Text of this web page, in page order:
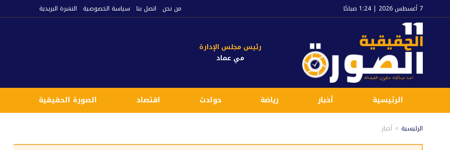
7 أغسطس 2026 | 1:24 صباحًا من نحن اتصل بنا سياسة الخصوصية النشرة البريدية
رئيس مجلس الإدارة
مي عماد
الرئيسية أخبار رياضة حوادث اقتصاد الصورة الحقيقية
الرئيسية أخبار